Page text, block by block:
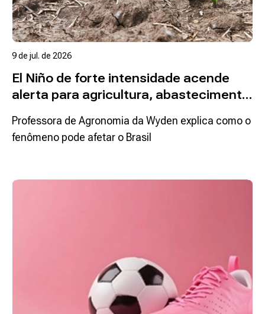
9 de jul. de 2026
El Niño de forte intensidade acende
alerta para agricultura, abastecimento
Professora de Agronomia da Wyden explica como o
fenômeno pode afetar o Brasil